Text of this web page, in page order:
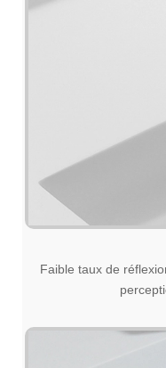
Faible taux de